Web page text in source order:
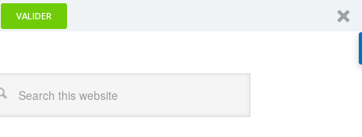
VALIDER